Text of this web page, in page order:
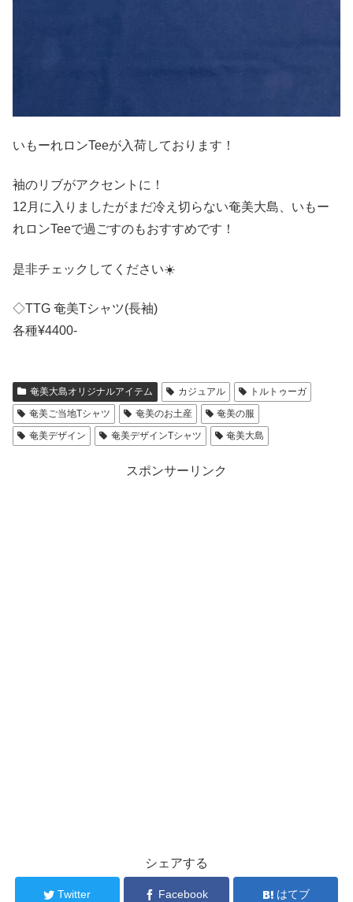
いもーれロンTeeが入荷しております！
袖のリブがアクセントに！
12月に入りましたがまだ冷え切らない奄美大島、いもー
れロンTeeで過ごすのもおすすめです！
是非チェックしてください☀️
◇TTG 奄美Tシャツ(長袖)
各種¥4400-
奄美大島オリジナルアイテム カジュアル
トルトゥーガ
奄美ご当地Tシャツ
奄美のお土産
奄美の服
奄美デザイン
奄美デザインTシャツ 奄美大島
スポンサーリンク
シェアする
Twitter Facebook はてブ